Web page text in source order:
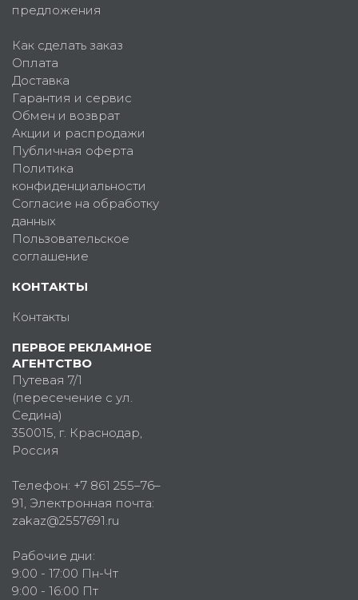
предложения
Как сделать заказ
Оплата
Доставка
Гарантия и сервис
Обмен и возврат
Акции и распродажи
Публичная оферта
Политика
конфиденциальности
Согласие на обработку
данных
Пользовательское
соглашение
КОНТАКТЫ
Контакты
ПЕРВОЕ РЕКЛАМНОЕ
АГЕНТСТВО
Путевая 7/1
(пересечение с ул.
Седина)
350015, г. Краснодар,
Россия
Телефон: +7 861 255–76–
91, Электронная почта:
zakaz@2557691.ru
Рабочие дни:
9:00 - 17:00 Пн-Чт
9:00 - 16:00 Пт